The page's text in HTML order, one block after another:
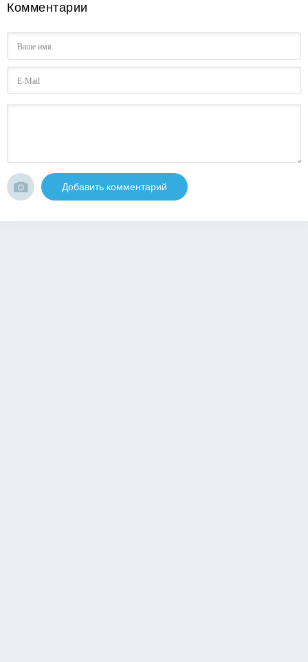
Комментарии